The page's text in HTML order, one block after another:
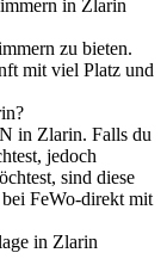
in Zlarin
zu bieten.
mit viel Platz und
in Zlarin. Falls du
jedoch
sind diese
FeWo-direkt mit
in Zlarin